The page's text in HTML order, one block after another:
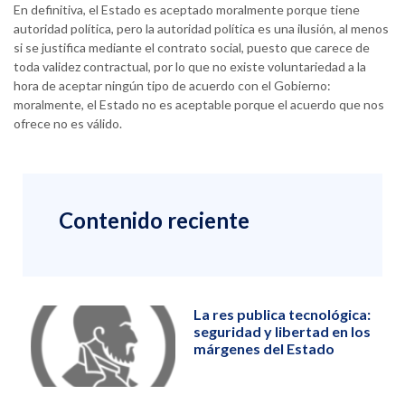
En definitiva, el Estado es aceptado moralmente porque tiene
autoridad política, pero la autoridad política es una ilusión, al menos
si se justifica mediante el contrato social, puesto que carece de
toda validez contractual, por lo que no existe voluntariedad a la
hora de aceptar ningún tipo de acuerdo con el Gobierno:
moralmente, el Estado no es aceptable porque el acuerdo que nos
ofrece no es válido.
Contenido reciente
La res publica tecnológica:
seguridad y libertad en los
márgenes del Estado